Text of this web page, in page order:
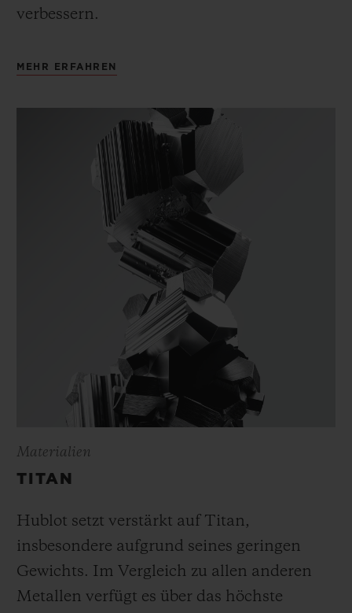
verbessern.
MEHR ERFAHREN
Materialien
TITAN
Hublot setzt verstärkt auf Titan,
insbesondere aufgrund seines geringen
Gewichts. Im Vergleich zu allen anderen
Metallen verfügt es über das höchste